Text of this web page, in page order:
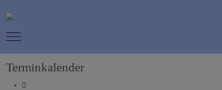
Mobile Menu Toggle
Terminkalender